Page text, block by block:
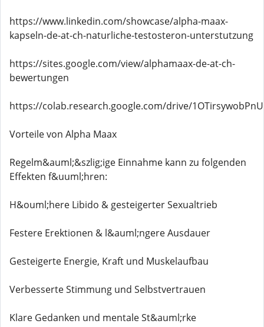
https://www.linkedin.com/showcase/alpha-maax-
kapseln-de-at-ch-naturliche-testosteron-unterstutzung
https://sites.google.com/view/alphamaax-de-at-ch-
bewertungen
https://colab.research.google.com/drive/
Vorteile von Alpha Maax
Regelm&auml;&szlig;ige Einnahme kann zu folgenden
Effekten f&uuml;hren:
H&ouml;here Libido & gesteigerter Sexualtrieb
Festere Erektionen & l&auml;ngere Ausdauer
Gesteigerte Energie, Kraft und Muskelaufbau
Verbesserte Stimmung und Selbstvertrauen
Klare Gedanken und mentale St&auml;rke